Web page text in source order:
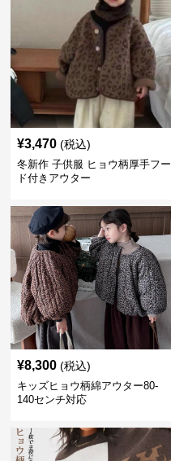
¥3,470 (税込)
冬新作 子供服 ヒョウ柄厚手フー
ド付きアウター
¥8,300 (税込)
キッズヒョウ柄綿アウター80-
140センチ対応